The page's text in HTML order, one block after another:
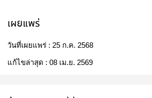
เผยแพร่
วันที่เผยแพร่ : 25 ก.ค. 2568
แก้ไขล่าสุด : 08 เม.ย. 2569